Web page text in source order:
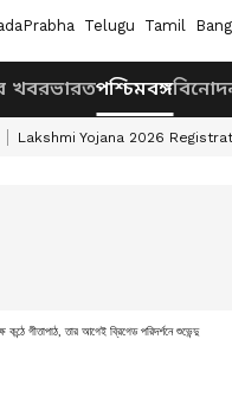
Telugu Tamil
খবরভারতপশ্চিমবঙ্গ
Lakshmi Yojana 2026
কন্ঠে গীতাপাঠ, তার আগেই ব্রিগেড পরিদর্শনে শুভেন্দু